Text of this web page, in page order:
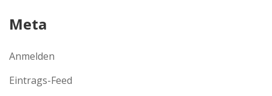
Meta
Anmelden
Eintrags-Feed